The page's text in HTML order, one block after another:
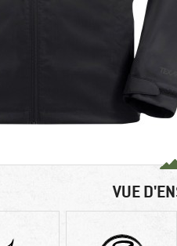
VUE